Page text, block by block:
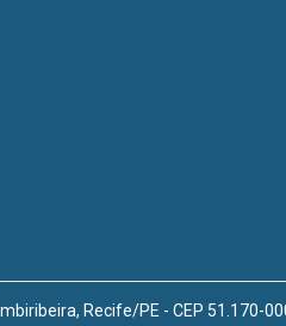
Recife/PE - CEP 51.170-